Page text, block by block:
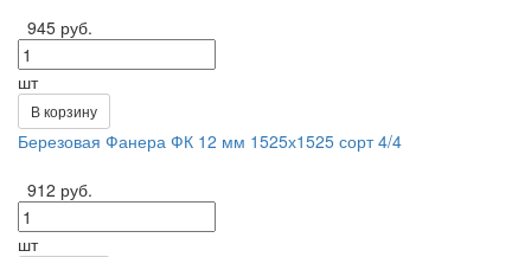
945 руб.
шт
В корзину
Березовая Фанера ФК 12 мм 1525х1525 сорт 4/4
912 руб.
шт